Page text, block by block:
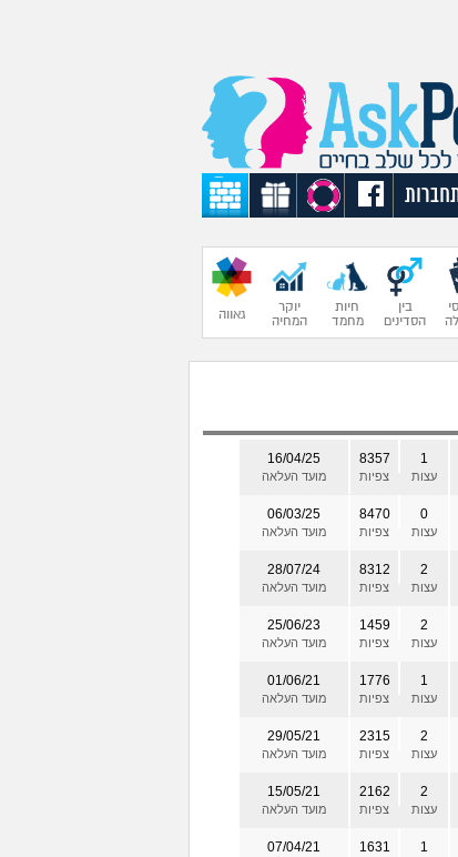
בין
הסדינים
חיות
מחמד
יוקר
המחיה
גאווה
16/04/25
מועד העלאה
8357
צפיות
1
עצות
06/03/25
מועד העלאה
8470
צפיות
0
עצות
28/07/24
מועד העלאה
8312
צפיות
2
עצות
25/06/23
מועד העלאה
1459
צפיות
2
עצות
01/06/21
מועד העלאה
1776
צפיות
1
עצות
29/05/21
מועד העלאה
2315
צפיות
2
עצות
15/05/21
מועד העלאה
2162
צפיות
2
עצות
07/04/21 1631 1